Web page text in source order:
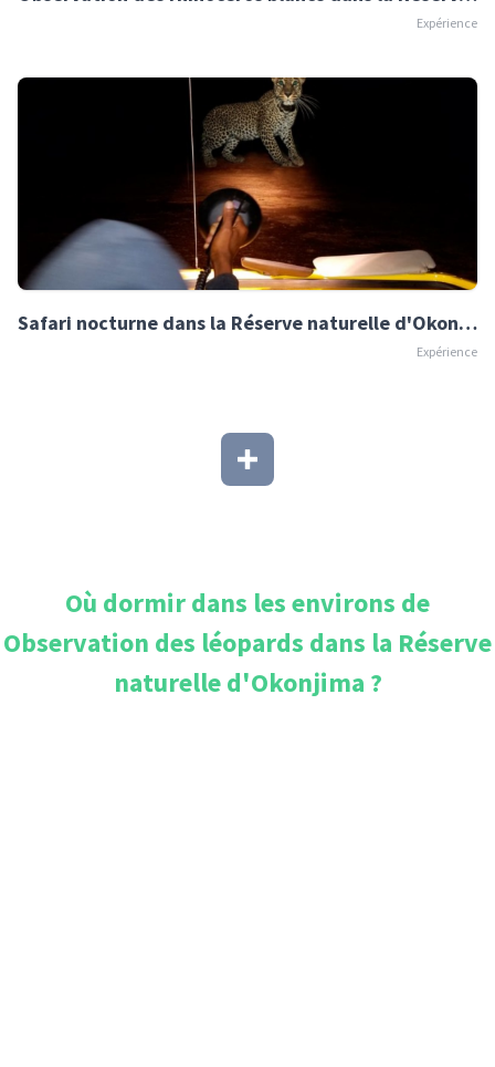
Expérience
Safari nocturne dans la Réserve naturelle d'Okonjima
Expérience
Où dormir dans les environs de
Observation des léopards dans la Réserve
naturelle d'Okonjima ?